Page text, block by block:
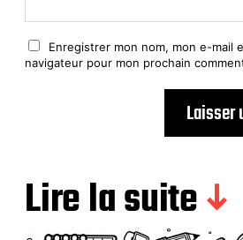
Enregistrer mon nom, mon e-mail
navigateur pour mon prochain
Lire la suite